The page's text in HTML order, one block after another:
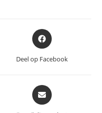
Opent
in
nieuw
Deel op Facebook
Opent
in
een